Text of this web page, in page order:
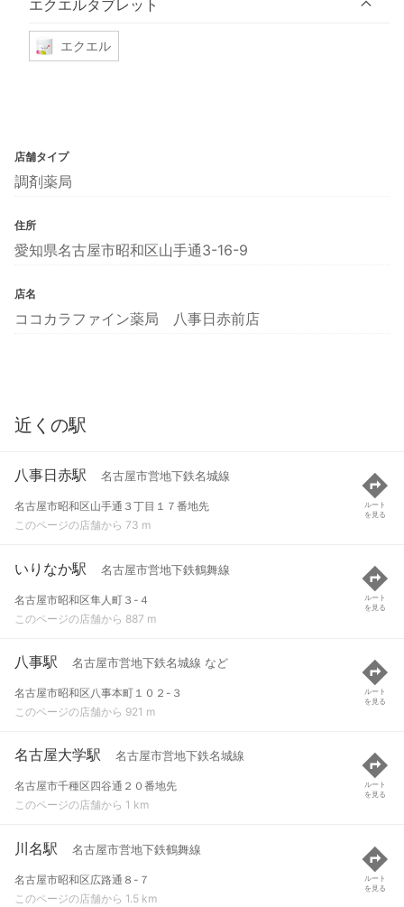
エクエルタブレット
エクエル
店舗タイプ
調剤薬局
住所
愛知県名古屋市昭和区山手通3-16-9
店名
ココカラファイン薬局 八事日赤前店
近くの駅
八事日赤駅 名古屋市営地下鉄名城線
名古屋市昭和区山手通３丁目１７番地先
このページの店舗から 73 m
ルート
を見る
いりなか駅 名古屋市営地下鉄鶴舞線
名古屋市昭和区隼人町３-４
このページの店舗から 887 m
ルート
を見る
八事駅 名古屋市営地下鉄名城線 など
名古屋市昭和区八事本町１０２-３
このページの店舗から 921 m
ルート
を見る
名古屋大学駅 名古屋市営地下鉄名城線
名古屋市千種区四谷通２０番地先
このページの店舗から 1 km
ルート
を見る
川名駅 名古屋市営地下鉄鶴舞線
名古屋市昭和区広路通８-７
このページの店舗から 1.5 km
ルート
を見る